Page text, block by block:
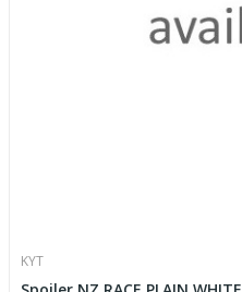
KYT